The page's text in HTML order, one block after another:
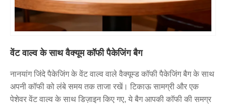
वेंट वाल्व के साथ वैक्यूम कॉफी पैकेजिंग बैग
नानयांग जिंदे पैकेजिंग के वेंट वाल्व वाले वैक्यूम्ड कॉफी पैकेजिंग बैग के साथ
अपनी कॉफी को लंबे समय तक ताजा रखें। टिकाऊ सामग्री और एक
पेशेवर वेंट वाल्व के साथ डिज़ाइन किए गए, ये बैग आपकी कॉफी की समग्र